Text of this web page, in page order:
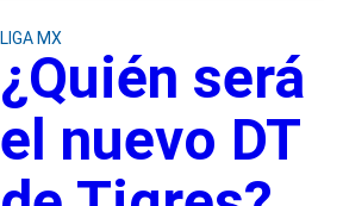
LIGA MX
¿Quién será
el nuevo DT